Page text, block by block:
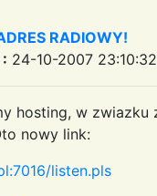
RADIOWY!
24-10-2007
hosting, w
nowy link:
listen.pls